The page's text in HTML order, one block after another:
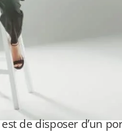
de disposer d’un